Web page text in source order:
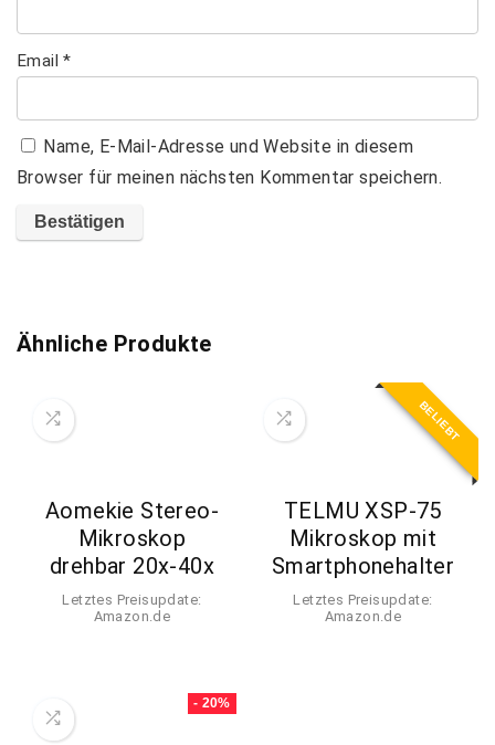
Email*
Name, E-Mail-Adresse und Website in diesem
Browser für meinen nächsten Kommentar speichern.
t
Ähnliche Produkte
Aomekie Stereo-
Mikroskop
drehbar 20x-40x
Letztes Preisupdate:
Amazon.de
BELIEBT
TELMU XSP-75
Mikroskop mit
Smartphonehalter
Letztes Preisupdate:
Amazon.de
- 20%